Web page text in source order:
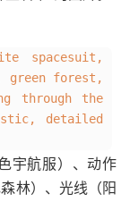
spacesuit,
green forest,
through the
detailed
宇航服）、动作
林）、光线（阳